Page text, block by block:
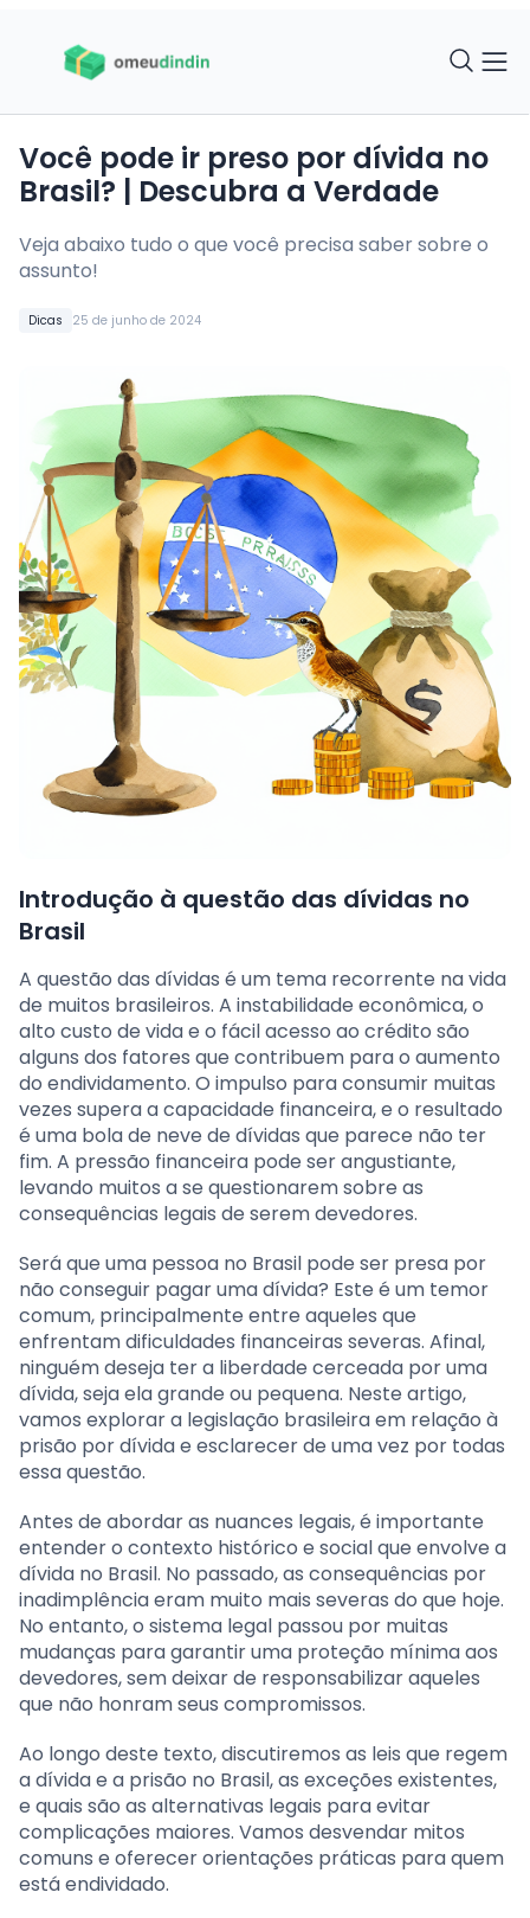
Dicas 25 de junho de 2024
Você pode ir preso por dívida no
Brasil? | Descubra a Verdade
Veja abaixo tudo o que você precisa saber sobre o
assunto!
Introdução à questão das dívidas no
Brasil
A questão das dívidas é um tema recorrente na vida
de muitos brasileiros. A instabilidade econômica, o
alto custo de vida e o fácil acesso ao crédito são
alguns dos fatores que contribuem para o aumento
do endividamento. O impulso para consumir muitas
vezes supera a capacidade financeira, e o resultado
é uma bola de neve de dívidas que parece não ter
fim. A pressão financeira pode ser angustiante,
levando muitos a se questionarem sobre as
consequências legais de serem devedores.
Será que uma pessoa no Brasil pode ser presa por
não conseguir pagar uma dívida? Este é um temor
comum, principalmente entre aqueles que
enfrentam dificuldades financeiras severas. Afinal,
ninguém deseja ter a liberdade cerceada por uma
dívida, seja ela grande ou pequena. Neste artigo,
vamos explorar a legislação brasileira em relação à
prisão por dívida e esclarecer de uma vez por todas
essa questão.
Antes de abordar as nuances legais, é importante
entender o contexto histórico e social que envolve a
dívida no Brasil. No passado, as consequências por
inadimplência eram muito mais severas do que hoje.
No entanto, o sistema legal passou por muitas
mudanças para garantir uma proteção mínima aos
devedores, sem deixar de responsabilizar aqueles
que não honram seus compromissos.
Ao longo deste texto, discutiremos as leis que regem
a dívida e a prisão no Brasil, as exceções existentes,
e quais são as alternativas legais para evitar
complicações maiores. Vamos desvendar mitos
comuns e oferecer orientações práticas para quem
está endividado.